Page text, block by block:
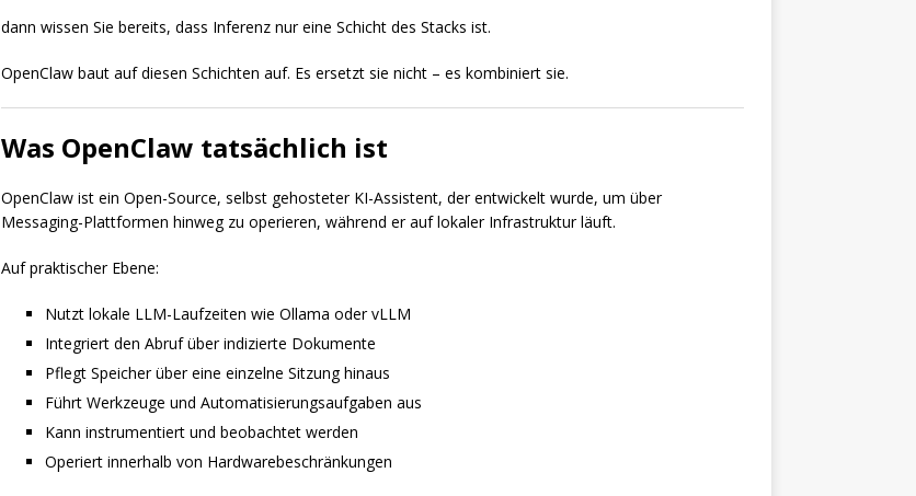
dann wissen Sie bereits, dass Inferenz nur eine Schicht des Stacks ist.
OpenClaw baut auf diesen Schichten auf. Es ersetzt sie nicht – es kombiniert sie.
Was OpenClaw tatsächlich ist
OpenClaw ist ein Open-Source, selbst gehosteter KI-Assistent, der entwickelt wurde, um über
Messaging-Plattformen hinweg zu operieren, während er auf lokaler Infrastruktur läuft.
Auf praktischer Ebene:
Nutzt lokale LLM-Laufzeiten wie Ollama oder vLLM
Integriert den Abruf über indizierte Dokumente
Pflegt Speicher über eine einzelne Sitzung hinaus
Führt Werkzeuge und Automatisierungsaufgaben aus
Kann instrumentiert und beobachtet werden
Operiert innerhalb von Hardwarebeschränkungen